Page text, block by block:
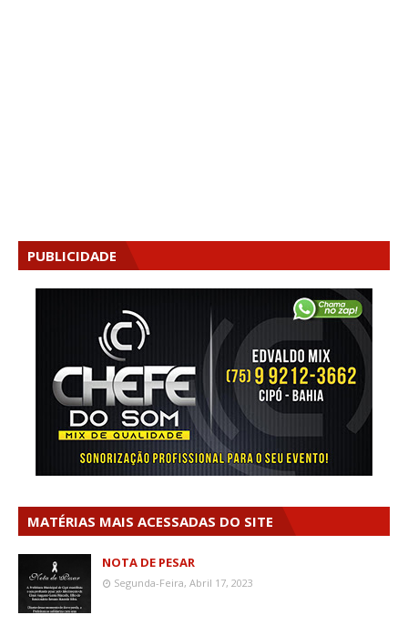
PUBLICIDADE
MATÉRIAS MAIS ACESSADAS DO SITE
NOTA DE PESAR
Segunda-Feira, Abril 17, 2023